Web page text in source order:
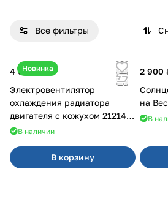
Все фильтры
Новинка
4 600 ₽
Электровентилятор
охлаждения радиатора
двигателя с кожухом 21214
2121-21213 ВАЛЕЕ 95
В наличии
В корзину
2 900
на
В